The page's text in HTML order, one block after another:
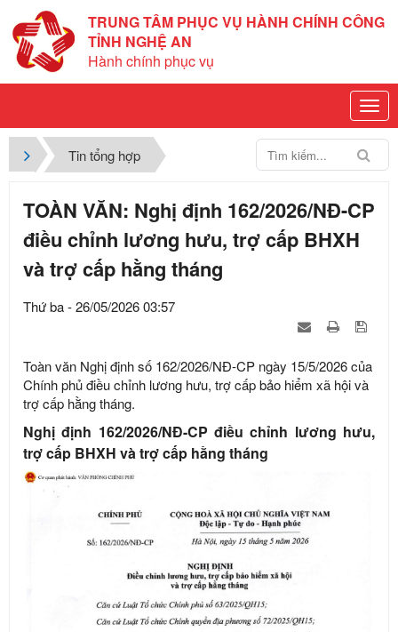
TRUNG TÂM PHỤC VỤ HÀNH CHÍNH CÔNG
TỈNH NGHỆ AN
Hành chính phục vụ
Tin tổng hợp
TOÀN VĂN: Nghị định 162/2026/NĐ-CP
điều chỉnh lương hưu, trợ cấp BHXH
và trợ cấp hằng tháng
Thứ ba - 26/05/2026 03:57
Toàn văn Nghị định số 162/2026/NĐ-CP ngày 15/5/2026 của
Chính phủ điều chỉnh lương hưu, trợ cấp bảo hiểm xã hội và
trợ cấp hằng tháng.
Nghị định 162/2026/NĐ-CP điều chỉnh lương hưu,
trợ cấp BHXH và trợ cấp hằng tháng